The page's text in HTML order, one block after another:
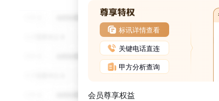
标讯详情查看
关键电话直连
甲方分析查询
会员尊享权益